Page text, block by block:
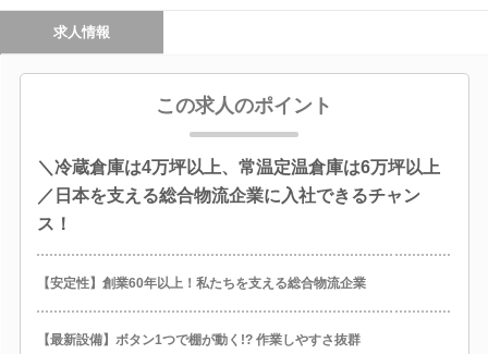
求人情報
この求人のポイント
＼冷蔵倉庫は4万坪以上、常温定温倉庫は6万坪以上
／日本を支える総合物流企業に入社できるチャン
ス！
【安定性】創業60年以上！私たちを支える総合物流企業
【最新設備】ボタン1つで棚が動く!? 作業しやすさ抜群